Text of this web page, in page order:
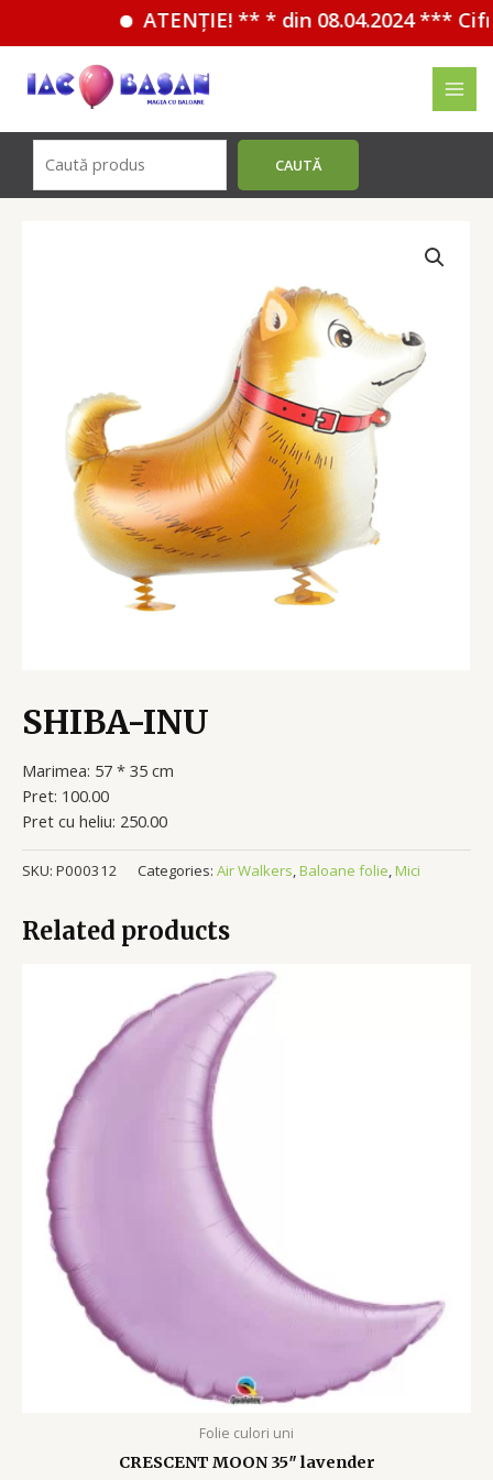
ATENȚIE! ** * din 08.04.2024 ***
содержимому
CAUTĂ
SHIBA-INU
Marimea: 57 * 35 cm
Pret: 100.00
Pret cu heliu: 250.00
SKU: P000312 Categories: Air Walkers,Baloane folie,Mici
Related products
Folie culori uni
CRESCENT MOON 35″ lavender